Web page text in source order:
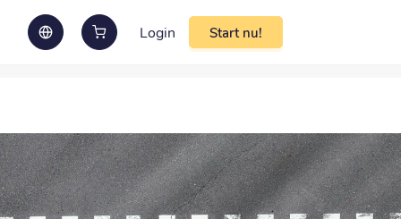
Login Start nu!